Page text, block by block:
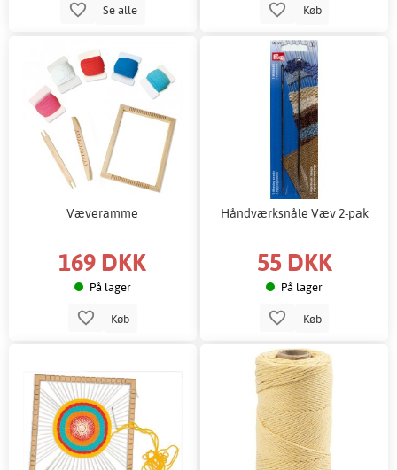
Se alle Køb
Væveramme
169 DKK
På lager
Køb
Håndværksnåle Væv 2-pak
55 DKK
På lager
Køb